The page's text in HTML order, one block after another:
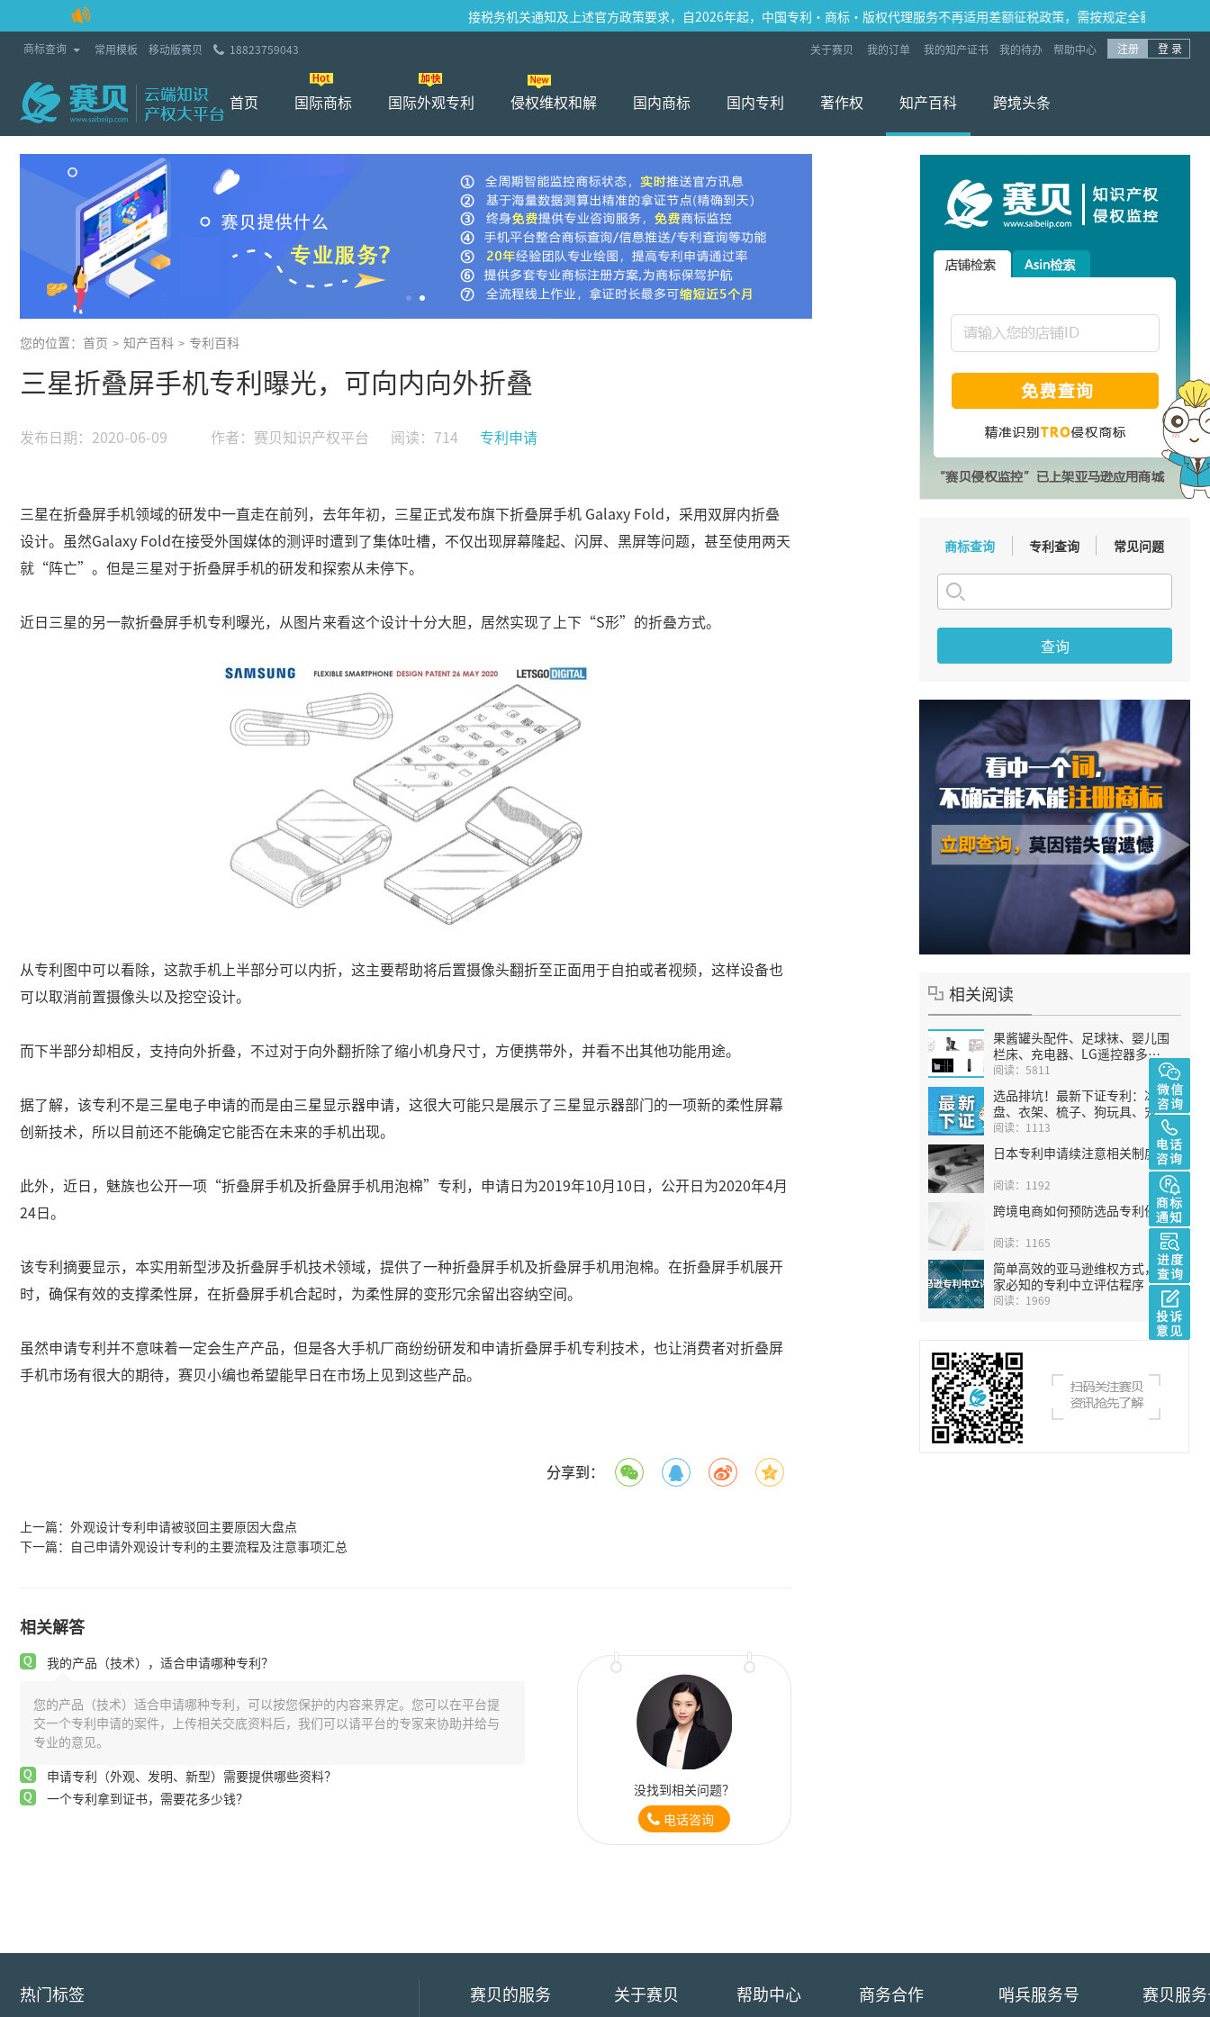
接税务机关通知及上述官方政策要求，自2026年起，中国专利·商标·版权代理服务不再适用差额征税政策，需按规定全额计税、全额开
商标查询 Toggle Dropdown
常用模板 移动版赛贝 18823759043 注册 登 录
关于赛贝 我的订单 我的知产证书 我的待办 帮助中心
首页 国际商标 国际外观专利 侵权维权和解 国内商标 国内专利 著作权 知产百科 跨境头条
您的位置： 首页 > 知产百科 > 专利百科
三星折叠屏手机专利曝光，可向内向外折叠
发布日期：2020-06-09 作者：赛贝知识产权平台 阅读：714 专利申请
三星在折叠屏手机领域的研发中一直走在前列，去年年初，三星正式发布旗下折叠屏手机 Galaxy Fold，采用双屏内折叠
设计。虽然Galaxy Fold在接受外国媒体的测评时遭到了集体吐槽，不仅出现屏幕隆起、闪屏、黑屏等问题，甚至使用两天
就“阵亡”。但是三星对于折叠屏手机的研发和探索从未停下。
近日三星的另一款折叠屏手机专利曝光，从图片来看这个设计十分大胆，居然实现了上下“S形”的折叠方式。
从专利图中可以看除，这款手机上半部分可以内折，这主要帮助将后置摄像头翻折至正面用于自拍或者视频，这样设备也
可以取消前置摄像头以及挖空设计。
而下半部分却相反，支持向外折叠，不过对于向外翻折除了缩小机身尺寸，方便携带外，并看不出其他功能用途。
据了解，该专利不是三星电子申请的而是由三星显示器申请，这很大可能只是展示了三星显示器部门的一项新的柔性屏幕
创新技术，所以目前还不能确定它能否在未来的手机出现。
此外，近日，魅族也公开一项“折叠屏手机及折叠屏手机用泡棉”专利，申请日为2019年10月10日，公开日为2020年4月
24日。
该专利摘要显示，本实用新型涉及折叠屏手机技术领域，提供了一种折叠屏手机及折叠屏手机用泡棉。在折叠屏手机展开
时，确保有效的支撑柔性屏，在折叠屏手机合起时，为柔性屏的变形冗余留出容纳空间。
虽然申请专利并不意味着一定会生产产品，但是各大手机厂商纷纷研发和申请折叠屏手机专利技术，也让消费者对折叠屏
手机市场有很大的期待，赛贝小编也希望能早日在市场上见到这些产品。
分享到：
上一篇： 外观设计专利申请被驳回主要原因大盘点
下一篇： 自己申请外观设计专利的主要流程及注意事项汇总
相关解答
我的产品（技术），适合申请哪种专利？
您的产品（技术）适合申请哪种专利，可以按您保护的内容来界定。您可以在平台提
交一个专利申请的案件，上传相关交底资料后，我们可以请平台的专家来协助并给与
专业的意见。
申请专利（外观、发明、新型）需要提供哪些资料？
一个专利拿到证书，需要花多少钱？
没找到相关问题？
电话咨询
商标查询 专利查询 常见问题
查询
相关阅读
果酱罐头配件、足球袜、婴儿围
栏床、充电器、LG遥控器多款
产品有前案，专利投诉无效，助
力卖家救回链接
阅读：5811
选品排坑！最新下证专利：冰
盘、衣架、梳子、狗玩具、宠物
猫树、毛绒玩具、加热野营椅、
电子设备支撑底座、金属裤架
阅读：1113
日本专利申请续注意相关制度
阅读：1192
跨境电商如何预防选品专利侵权
阅读：1165
简单高效的亚马逊维权方式，卖
家必知的专利中立评估程序
阅读：1969
热门标签 赛贝的服务 关于赛贝 帮助中心 商务合作 哨兵服务号 赛贝服